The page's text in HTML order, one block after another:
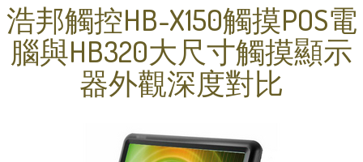
浩邦觸控HB-X150觸摸POS電
腦與HB320大尺寸觸摸顯示
器外觀深度對比